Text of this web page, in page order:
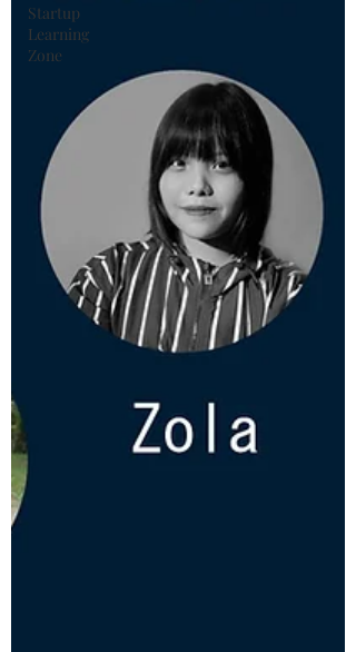
Startup
Learning
Zone